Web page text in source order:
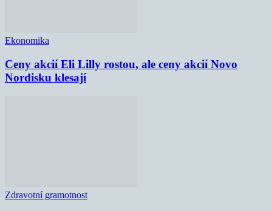
Ekonomika
Ceny akcií Eli Lilly rostou, ale ceny akcií Novo
Nordisku klesají
Zdravotní gramotnost